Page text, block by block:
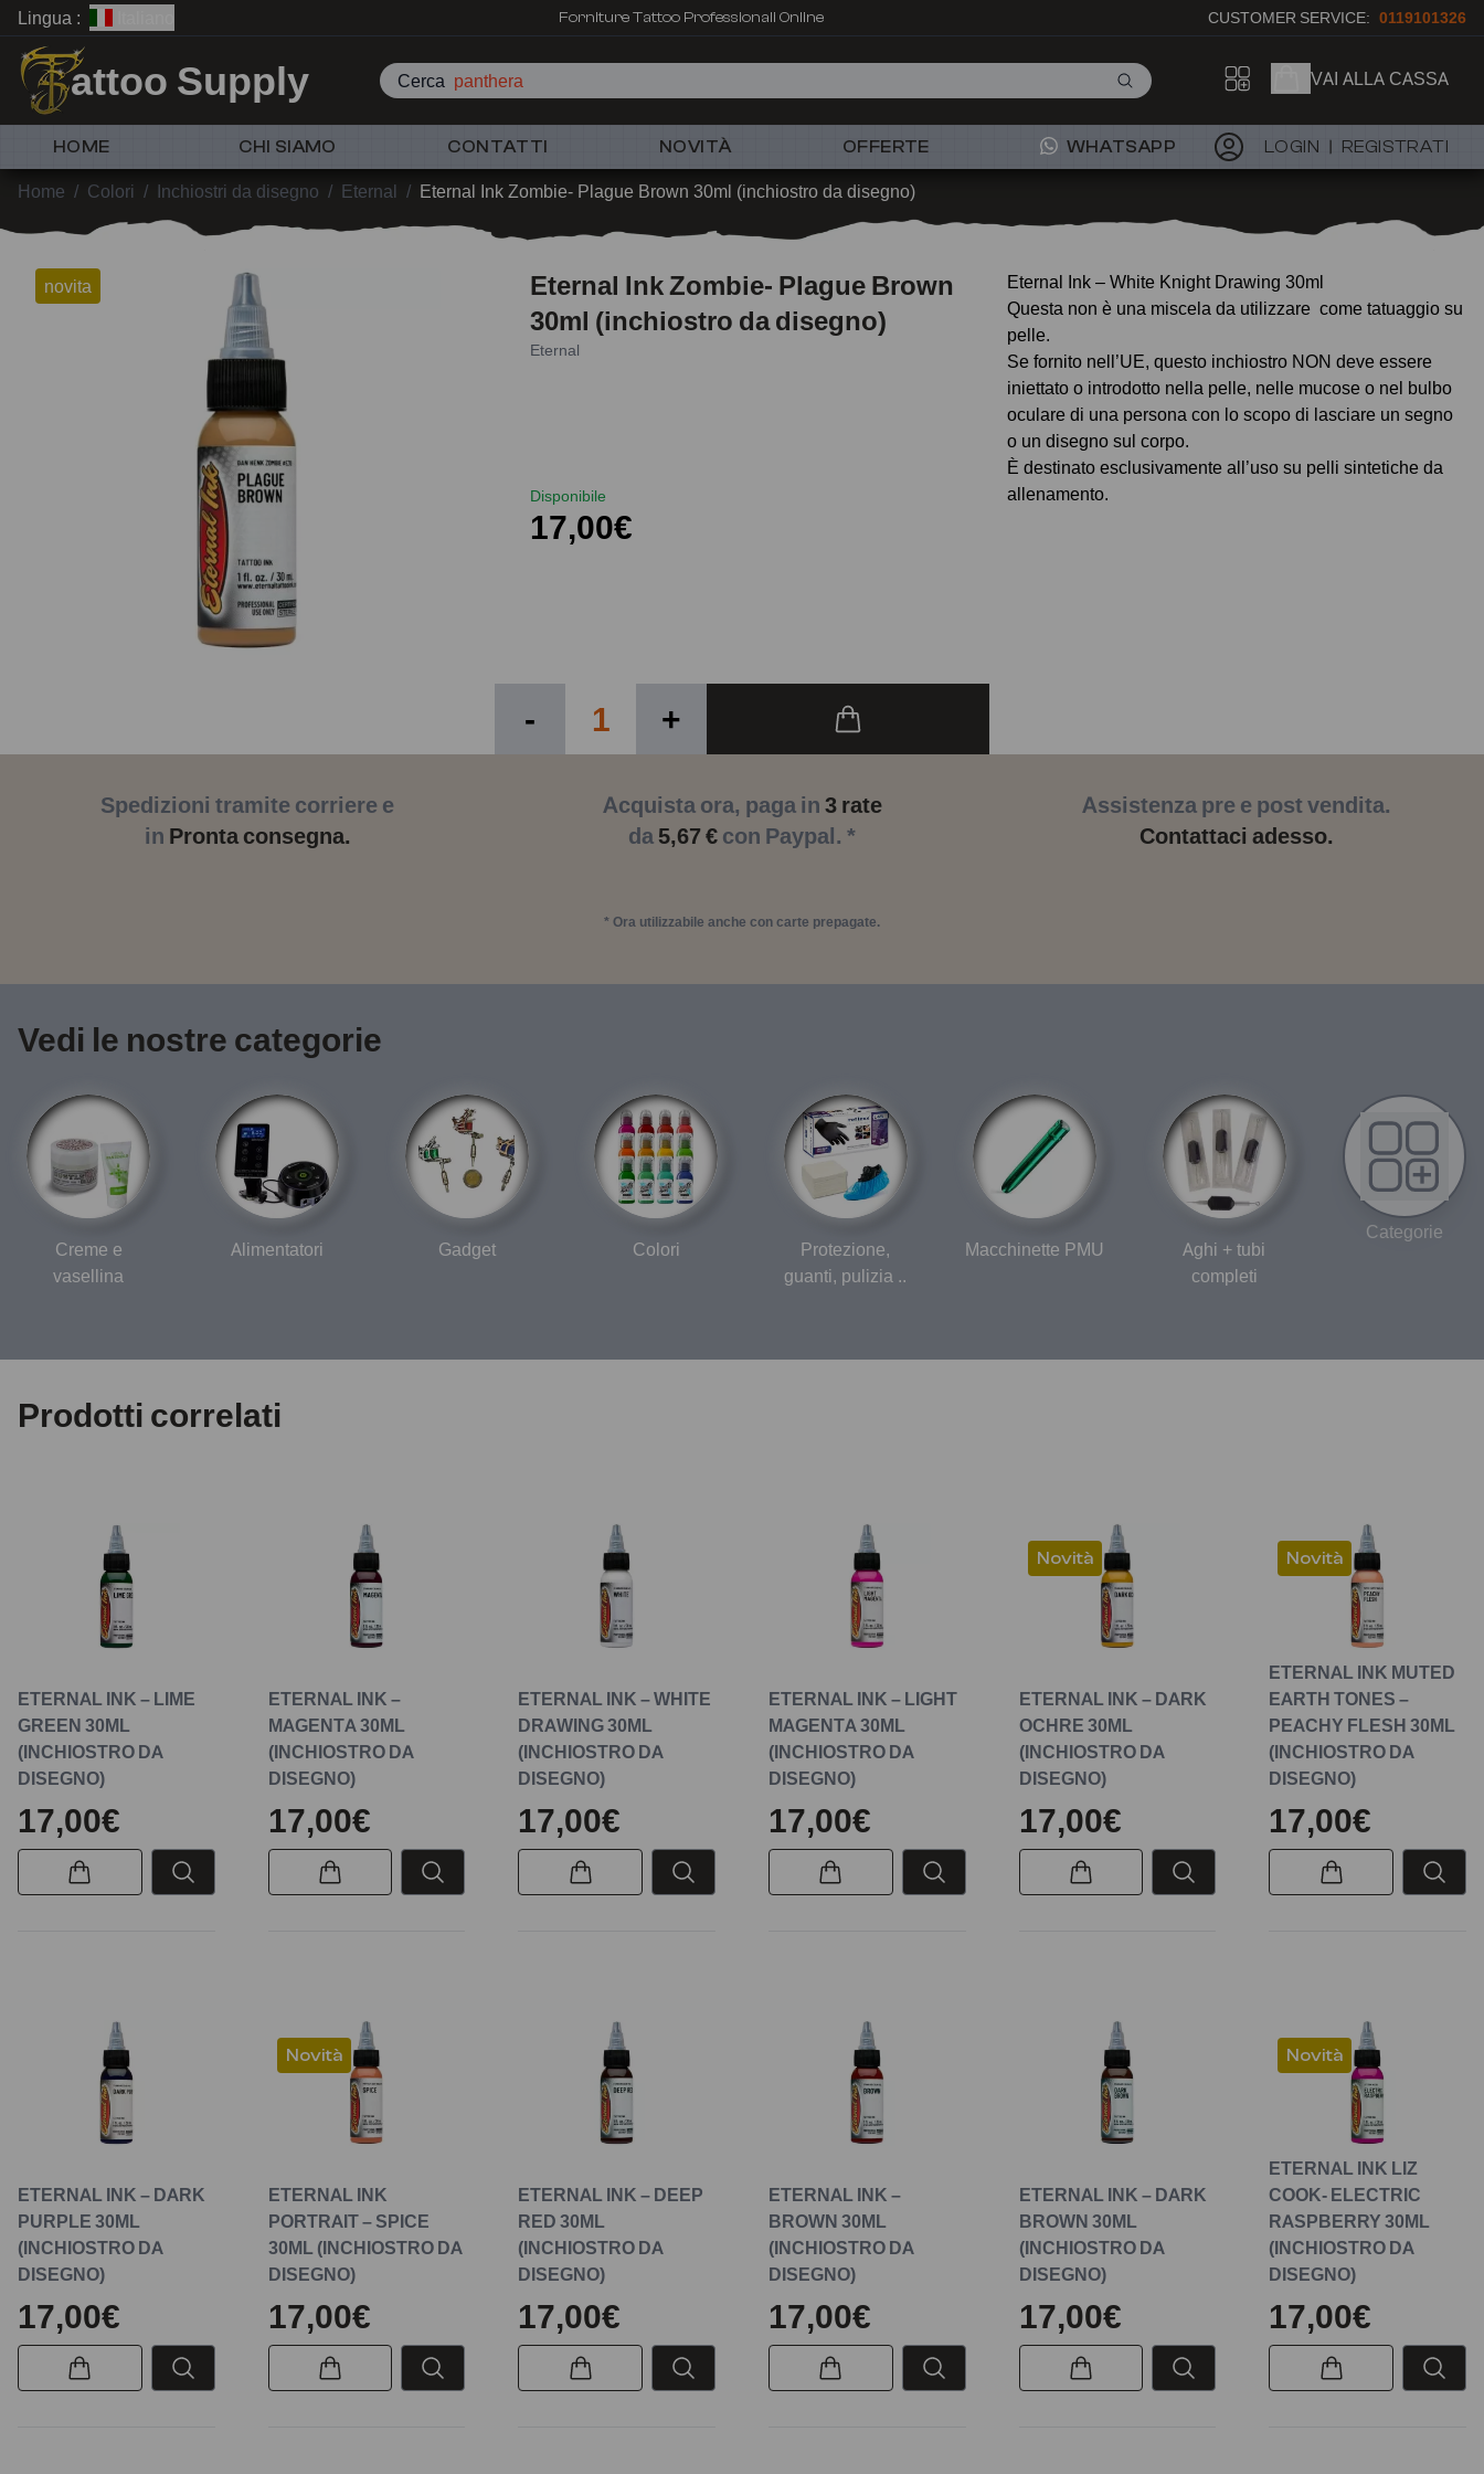
Lingua : Forniture Tattoo Professionali Online CUSTOMER SERVICE: 0119101326
attoo Supply Cerca p VAI ALLA CASSA
HOME CHI SIAMO CONTATTI NOVITÀ OFFERTE WHATSAPP LOGIN REGISTRATI
Home / Colori / Inchiostri da disegno / Eternal / Eternal Ink Zombie- Plague Brown 30ml (inchiostro da disegno)
novita
Eternal Ink Zombie- Plague Brown
30ml (inchiostro da disegno)
Eternal
Disponibile
17,00€
- +
Eternal Ink – White Knight Drawing 30ml
Questa non è una miscela da utilizzare come tatuaggio su
pelle.
Se fornito nell’UE, questo inchiostro NON deve essere
iniettato o introdotto nella pelle, nelle mucose o nel bulbo
oculare di una persona con lo scopo di lasciare un segno
o un disegno sul corpo.
È destinato esclusivamente all’uso su pelli sintetiche da
allenamento.
Spedizioni tramite corriere e
in Pronta consegna.
Acquista ora, paga in 3 rate
da 5,67 € con Paypal. *
* Ora utilizzabile anche con carte prepagate.
Assistenza pre e post vendita.
Contattaci adesso.
Vedi le nostre categorie
Creme e
vasellina
Alimentatori Gadget Colori
Protezione,
guanti, pulizia ..
Macchinette PMU
Aghi + tubi
completi
Categorie
Prodotti correlati
ETERNAL INK – LIME
GREEN 30ML
(INCHIOSTRO DA
DISEGNO)
17,00€
ETERNAL INK –
MAGENTA 30ML
(INCHIOSTRO DA
DISEGNO)
17,00€
ETERNAL INK – WHITE
DRAWING 30ML
(INCHIOSTRO DA
DISEGNO)
17,00€
ETERNAL INK – LIGHT
MAGENTA 30ML
(INCHIOSTRO DA
DISEGNO)
17,00€
Novità
ETERNAL INK – DARK
OCHRE 30ML
(INCHIOSTRO DA
DISEGNO)
17,00€
Novità
ETERNAL INK MUTED
EARTH TONES –
PEACHY FLESH 30ML
(INCHIOSTRO DA
DISEGNO)
17,00€
ETERNAL INK – DARK
PURPLE 30ML
(INCHIOSTRO DA
DISEGNO)
17,00€
Novità
ETERNAL INK
PORTRAIT – SPICE
30ML (INCHIOSTRO DA
DISEGNO)
17,00€
ETERNAL INK – DEEP
RED 30ML
(INCHIOSTRO DA
DISEGNO)
17,00€
ETERNAL INK –
BROWN 30ML
(INCHIOSTRO DA
DISEGNO)
17,00€
ETERNAL INK – DARK
BROWN 30ML
(INCHIOSTRO DA
DISEGNO)
17,00€
Novità
ETERNAL INK LIZ
COOK- ELECTRIC
RASPBERRY 30ML
(INCHIOSTRO DA
DISEGNO)
17,00€